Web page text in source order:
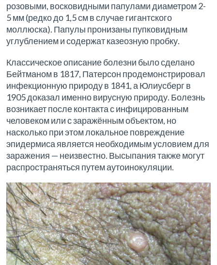
розовыми, восковидными папулами диаметром 2-
5 мм (редко до 1,5 см в случае гигантского
моллюска). Папулы пронизаны пупковидным
углублением и содержат казеозную пробку.
Классическое описание болезни было сделано
Бейтманом в 1817, Патерсон продемонстрировал
инфекционную природу в 1841, а Юлиусберг в
1905 доказал именно вирусную природу. Болезнь
возникает после контакта с инфицированным
человеком или с заражённым объектом, но
насколько при этом локальное повреждение
эпидермиса является необходимым условием для
заражения — неизвестно. Высыпания также могут
распространяться путем аутоинокуляции.